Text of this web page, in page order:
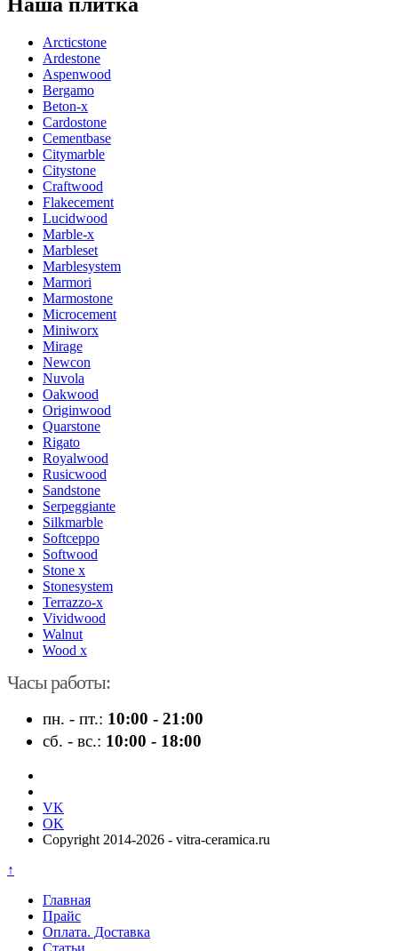
Arcticstone
Ardestone
Aspenwood
Bergamo
Beton-x
Cardostone
Cementbase
Citymarble
Citystone
Craftwood
Flakecement
Lucidwood
Marble-x
Marbleset
Marblesystem
Marmori
Marmostone
Microcement
Miniworx
Mirage
Newcon
Nuvola
Oakwood
Originwood
Quarstone
Rigato
Royalwood
Rusicwood
Sandstone
Serpeggiante
Silkmarble
Softceppo
Softwood
Stone x
Stonesystem
Terrazzo-x
Vividwood
Walnut
Wood x
Часы работы:
пн. - пт.: 10:00 - 21:00
сб. - вс.: 10:00 - 18:00
VK
OK
Copyright 2014-2026 - vitra-ceramica.ru
↑
Главная
Прайс
Оплата. Доставка